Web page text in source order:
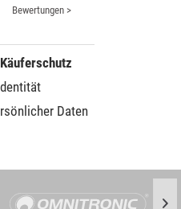
Bewertungen >
Daten